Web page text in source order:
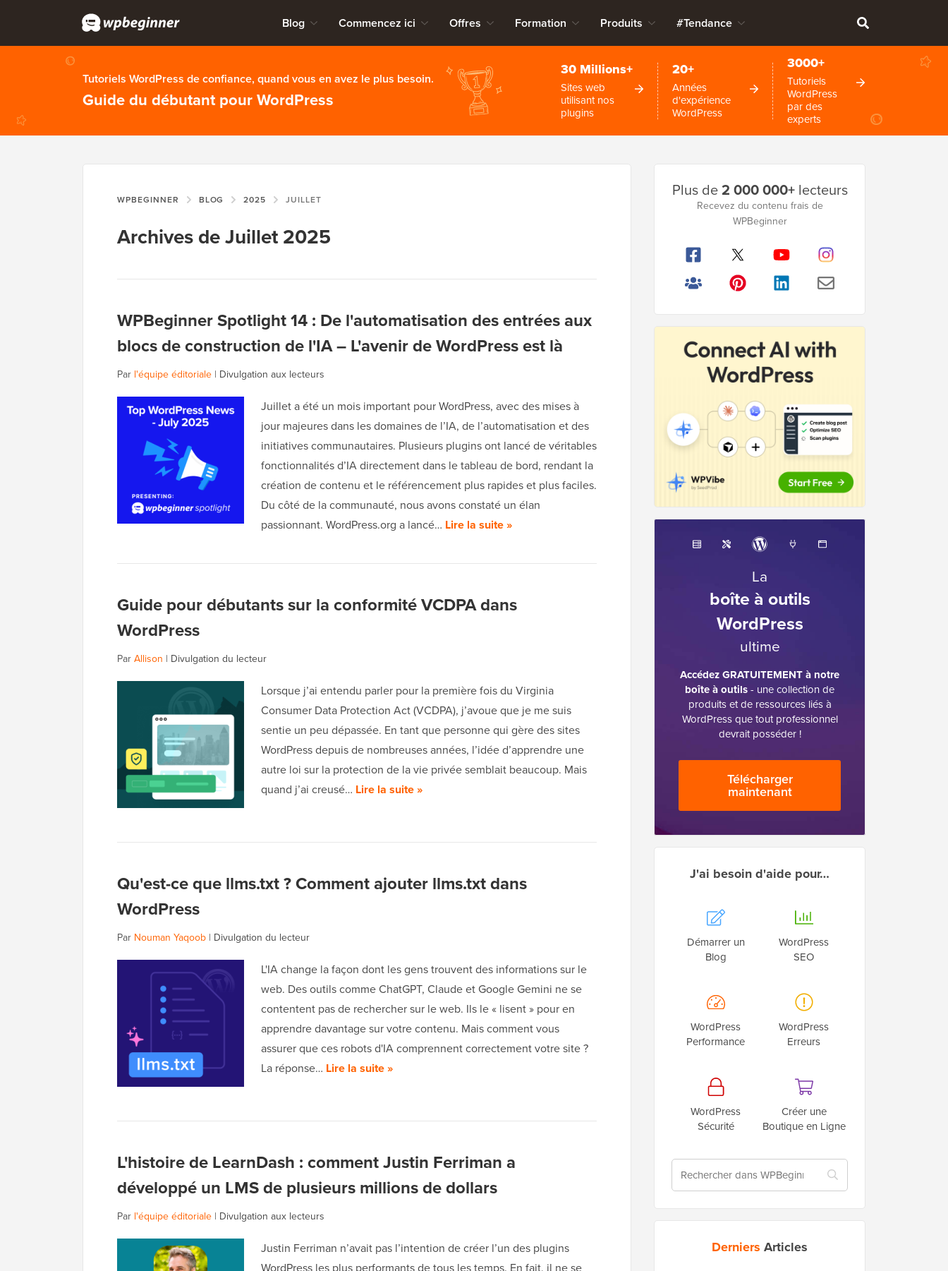
Blog Commencez ici Offres Formation Produits #Tendance
Tutoriels WordPress de confiance, quand vous en avez le plus besoin.
Guide du débutant pour WordPress
30 Millions+
Sites web
utilisant nos
plugins
20+
Années
d'expérience
WordPress
3000+
Tutoriels
WordPress
par des
experts
WPBEGINNER BLOG 2025 JUILLET
Archives de Juillet 2025
WPBeginner Spotlight 14 : De l'automatisation des entrées aux
blocs de construction de l'IA – L'avenir de WordPress est là
Par l'équipe éditoriale | Divulgation aux lecteurs
Juillet a été un mois important pour WordPress, avec des mises à
jour majeures dans les domaines de l’IA, de l’automatisation et des
initiatives communautaires. Plusieurs plugins ont lancé de véritables
fonctionnalités d’IA directement dans le tableau de bord, rendant la
création de contenu et le référencement plus rapides et plus faciles.
Du côté de la communauté, nous avons constaté un élan
passionnant. WordPress.org a lancé… Lire la suite »
Guide pour débutants sur la conformité VCDPA dans
WordPress
ParAllison | Divulgation du lecteur
Lorsque j’ai entendu parler pour la première fois du Virginia
Consumer Data Protection Act (VCDPA), j’avoue que je me suis
sentie un peu dépassée. En tant que personne qui gère des sites
WordPress depuis de nombreuses années, l’idée d’apprendre une
autre loi sur la protection de la vie privée semblait beaucoup. Mais
quand j’ai creusé… Lire la suite »
Qu'est-ce que llms.txt ? Comment ajouter llms.txt dans
WordPress
Par Nouman Yaqoob | Divulgation du lecteur
L'IA change la façon dont les gens trouvent des informations sur le
web. Des outils comme ChatGPT, Claude et Google Gemini ne se
contentent pas de rechercher sur le web. Ils le « lisent » pour en
apprendre davantage sur votre contenu. Mais comment vous
assurer que ces robots d'IA comprennent correctement votre site ?
La réponse… Lire la suite »
L'histoire de LearnDash : comment Justin Ferriman a
développé un LMS de plusieurs millions de dollars
Par l'équipe éditoriale | Divulgation aux lecteurs
Justin Ferriman n’avait pas l’intention de créer l’un des plugins
latérale
Plus de2 000 000+lecteurs
Recevez du contenu frais de
WPBeginner
La
boîte à outils
WordPress
ultime
Accédez GRATUITEMENT à notre
boîte à outils- une collection de
produits et de ressources liés à
WordPress que tout professionnel
devrait posséder !
Télécharger
maintenant
J'ai besoin d'aide pour…
Démarrer un
Blog
WordPress
SEO
WordPress
Performance
WordPress
Erreurs
WordPress
Sécurité
Créer une
Boutique en Ligne
Derniers Articles